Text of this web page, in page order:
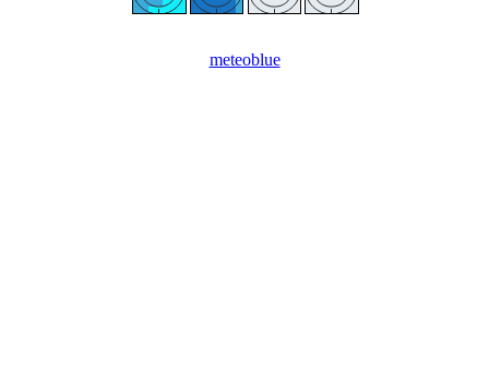
meteoblue